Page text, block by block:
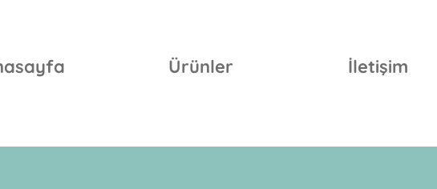
Ürünler İletişim